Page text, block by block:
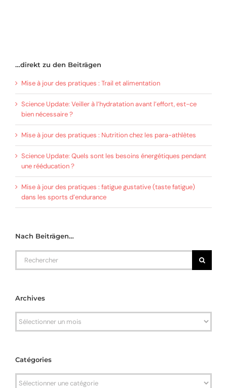
…direkt zu den Beiträgen
Mise à jour des pratiques : Trail et alimentation
Science Update: Veiller à l’hydratation avant l’effort, est-ce
bien nécessaire ?
Mise à jour des pratiques : Nutrition chez les para-athlètes
Science Update: Quels sont les besoins énergétiques pendant
une rééducation ?
Mise à jour des pratiques : fatigue gustative (taste fatigue)
dans les sports d’endurance
Nach Beiträgen…
Rechercher
Archives
Archives
Catégories
Catégories